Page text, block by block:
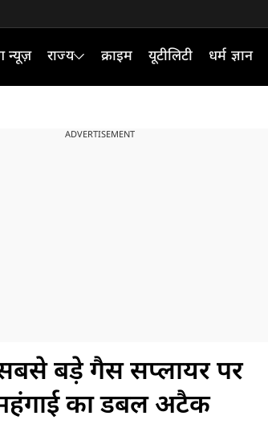
न्यूज़ राज्य क्राइम यूटीलिटी धर्म ज्ञान
ADVERTISEMENT
बड़े गैस सप्लायर पर
का डबल अटैक